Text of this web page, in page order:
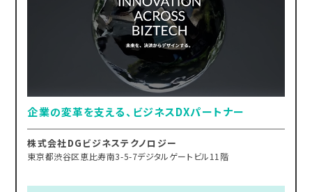
企業の変革を支える、ビジネスDXパートナー
株式会社DGビジネステクノロジー
東京都渋谷区恵比寿南3-5-7デジタルゲートビル11階